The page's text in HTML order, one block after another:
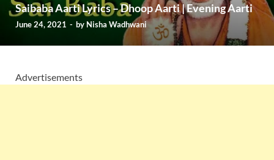
Saibaba Aarti Lyrics – Dhoop Aarti | Evening Aarti
June 24, 2021 - by Nisha Wadhwani
Advertisements